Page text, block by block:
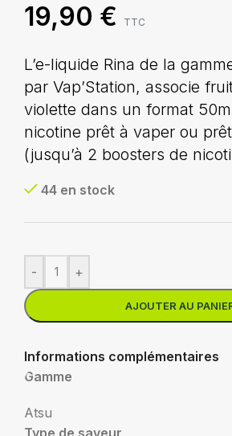
19,90 € TTC
L’e-liquide Rina de la
par Vap’Station, associe
violette dans un format
nicotine prêt à vaper ou
(jusqu’à 2 boosters de
44 en stock
- +
AJOUTER AU
Informations complémentaires
Gamme
Atsu
Type de saveur